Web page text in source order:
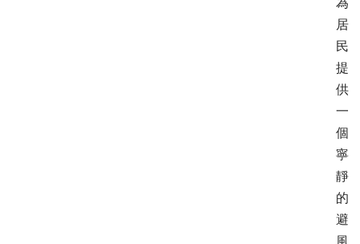
為
居
民
提
供
一
個
寧
靜
的
避